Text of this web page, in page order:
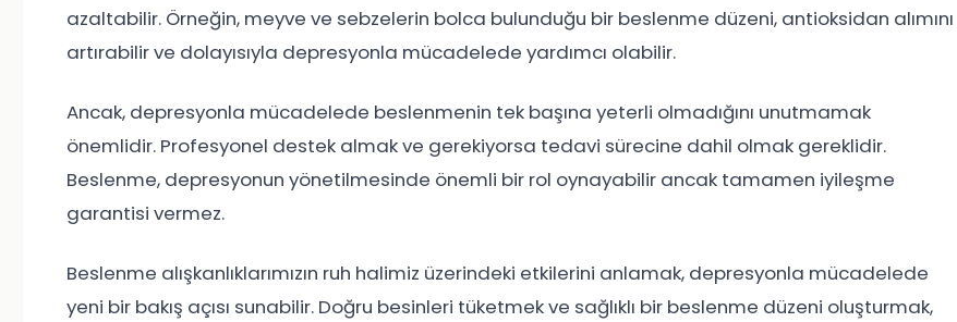
azaltabilir. Örneğin, meyve ve sebzelerin bolca bulunduğu bir beslenme düzeni, antioksidan alımını
artırabilir ve dolayısıyla depresyonla mücadelede yardımcı olabilir.
Ancak, depresyonla mücadelede beslenmenin tek başına yeterli olmadığını unutmamak
önemlidir. Profesyonel destek almak ve gerekiyorsa tedavi sürecine dahil olmak gereklidir.
Beslenme, depresyonun yönetilmesinde önemli bir rol oynayabilir ancak tamamen iyileşme
garantisi vermez.
Beslenme alışkanlıklarımızın ruh halimiz üzerindeki etkilerini anlamak, depresyonla mücadelede
yeni bir bakış açısı sunabilir. Doğru besinleri tüketmek ve sağlıklı bir beslenme düzeni oluşturmak,